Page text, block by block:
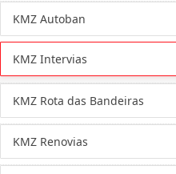
KMZ Autoban
KMZ Intervias
KMZ Rota das Bandeiras
KMZ Renovias